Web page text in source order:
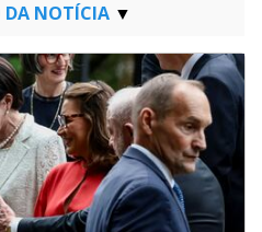
DA NOTÍCIA